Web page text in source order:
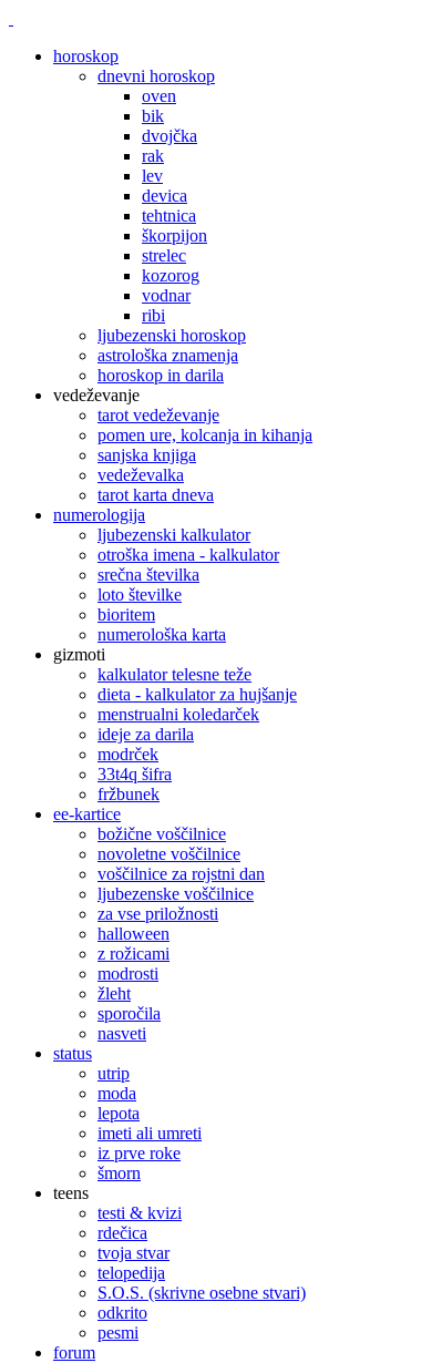
horoskop
dnevni horoskop
oven
bik
dvojčka
rak
lev
devica
tehtnica
škorpijon
strelec
kozorog
vodnar
ribi
ljubezenski horoskop
astrološka znamenja
horoskop in darila
vedeževanje
tarot vedeževanje
pomen ure, kolcanja in kihanja
sanjska knjiga
vedeževalka
tarot karta dneva
numerologija
ljubezenski kalkulator
otroška imena - kalkulator
srečna številka
loto številke
bioritem
numerološka karta
gizmoti
kalkulator telesne teže
dieta - kalkulator za hujšanje
menstrualni koledarček
ideje za darila
modrček
33t4q šifra
fržbunek
ee-kartice
božične voščilnice
novoletne voščilnice
voščilnice za rojstni dan
ljubezenske voščilnice
za vse priložnosti
halloween
z rožicami
modrosti
žleht
sporočila
nasveti
status
utrip
moda
lepota
imeti ali umreti
iz prve roke
šmorn
teens
testi & kvizi
rdečica
tvoja stvar
telopedija
S.O.S. (skrivne osebne stvari)
odkrito
pesmi
forum